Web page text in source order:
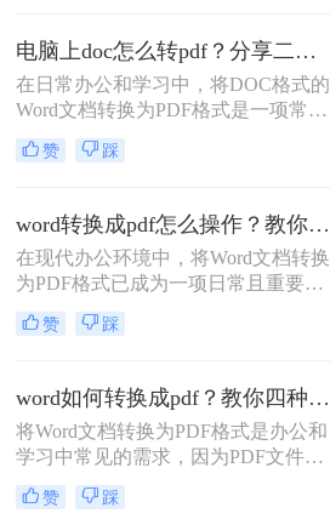
著优势。那么如何将word转换成pdf
呢？本文将介绍三种将Word转换成
PDF的方法。
电脑上doc怎么转pdf？分享二个高效转换方法！
在日常办公和学习中，将DOC格式的
Word文档转换为PDF格式是一项常见
的需求。PDF格式因其跨平台兼容
性、格式稳定性和安全性而备受青
文将介绍两种将DOC转换为PDF的方
法。
赞 踩
word转换成pdf怎么操作？教你五种转换方法！
在现代办公环境中，将Word文档转换
为PDF格式已成为一项日常且重要的
操作。PDF格式不仅具有高度的兼容
性和稳定性，能够确保文档在不同设
局，还方便分享、分发，并能有效防
止文档内容被篡改。那么word转换成
pdf怎么操作呢？下面将详细介绍几种
将Word转换成PDF的方法。
赞 踩
word如何转换成pdf？教你四种常用方法！
将Word文档转换为PDF格式是办公和
学习中常见的需求，因为PDF文件具
有跨平台兼容性、良好的排版稳定性
和安全性。那么word如何转换成pdf
赞 踩